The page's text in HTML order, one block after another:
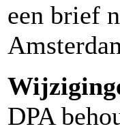
een brief
DPA